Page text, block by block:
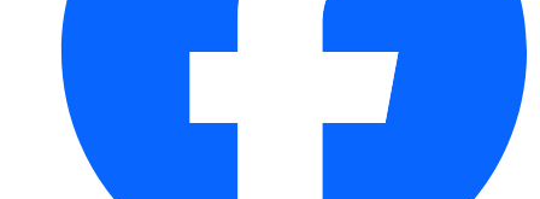
Goldhaar-Aster
Buschbohne Saxa